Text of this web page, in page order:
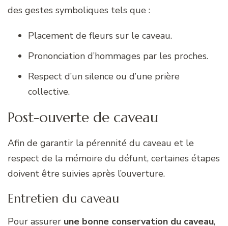
des gestes symboliques tels que :
Placement de fleurs sur le caveau.
Prononciation d’hommages par les proches.
Respect d’un silence ou d’une prière
collective.
Post-ouverte de caveau
Afin de garantir la pérennité du caveau et le
respect de la mémoire du défunt, certaines étapes
doivent être suivies après l’ouverture.
Entretien du caveau
Pour assurer une bonne conservation du caveau,